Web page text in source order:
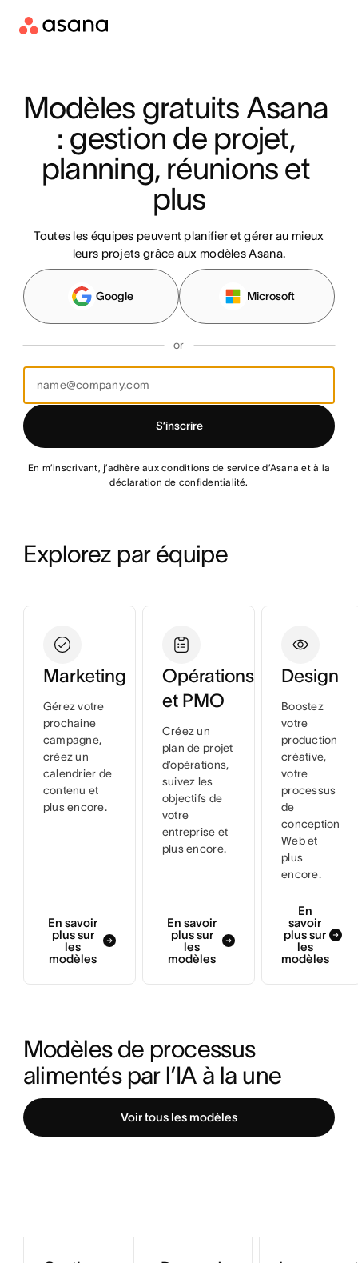
Modèles gratuits Asana
: gestion de projet,
planning, réunions et
plus
Toutes les équipes peuvent planifier et gérer au mieux
leurs projets grâce aux modèles Asana.
Google Microsoft
or
S’inscrire
En m’inscrivant, j’adhère aux conditions de service d’Asana et à la
déclaration de confidentialité.
Explorez par équipe
Marketing
Gérez votre
prochaine
campagne,
créez un
calendrier de
contenu et
plus encore.
En savoir
plus sur
les
modèles
Opérations
et PMO
Créez un
plan de projet
d’opérations,
suivez les
objectifs de
votre
entreprise et
plus encore.
En savoir
plus sur
les
modèles
Design
Boostez
votre
production
créative,
votre
processus
de
conception
Web et
plus
encore.
En
savoir
plus sur
les
modèles
Modèles de processus
alimentés par l’IA à la une
Voir tous les modèles